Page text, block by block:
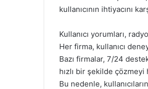
kullanıcının ihtiyacını
Kullanıcı yorumları,
Her firma, kullanıcı
Bazı firmalar, 7/24
hızlı bir şekilde
Bu nedenle,